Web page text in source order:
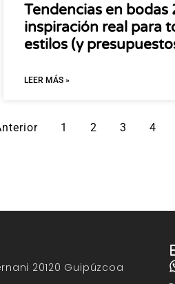
Tendencias en bodas
inspiración real para
estilos (y
LEER MÁS »
1 2 3 4
20120 Guipúzcoa